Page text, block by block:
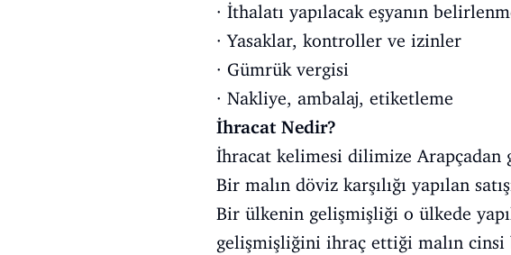
· İthalatı yapılacak eşyanın
· Yasaklar, kontroller ve izinler
· Gümrük vergisi
· Nakliye, ambalaj, etiketleme
İhracat Nedir?
İhracat kelimesi dilimize Arapçadan
Bir malın döviz karşılığı yapılan
Bir ülkenin gelişmişliği o ülkede
gelişmişliğini ihraç ettiği malın